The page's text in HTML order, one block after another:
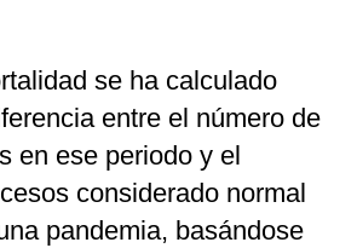
se ha calculado
entre el número de
en ese periodo y el
considerado normal
pandemia, basándose